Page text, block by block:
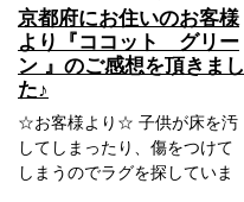
京都府にお住いのお客様
より『ココット グリー
ン 』のご感想を頂きまし
た♪
☆お客様より☆ 子供が床を汚
してしまったり、傷をつけて
しまうのでラグを探していま